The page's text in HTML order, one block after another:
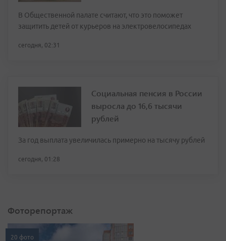
В Общественной палате считают, что это поможет
защитить детей от курьеров на электровелосипедах
сегодня, 02:31
Социальная пенсия в России
выросла до 16,6 тысячи
рублей
За год выплата увеличилась примерно на тысячу рублей
сегодня, 01:28
Фоторепортаж
20 фото